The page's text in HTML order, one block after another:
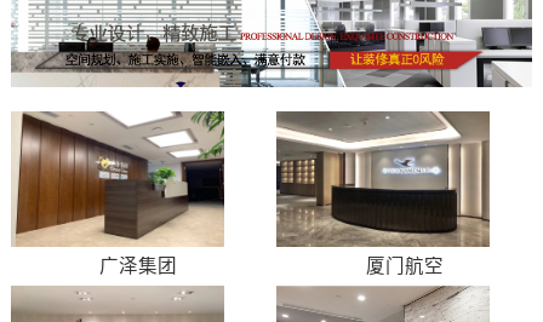
广泽集团 厦门航空